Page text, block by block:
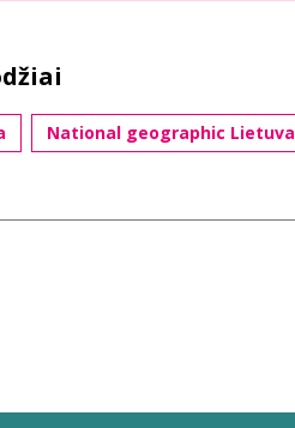
National geographic Lietuva